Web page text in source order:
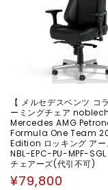
【 メルセデスベンツ コ
ーミングチェア
Mercedes AMG
Formula One Team
Edition ロッキング アー
NBL-EPC-PU-MPF-SGL
チェアーズ(代引不可)
通
¥79,800